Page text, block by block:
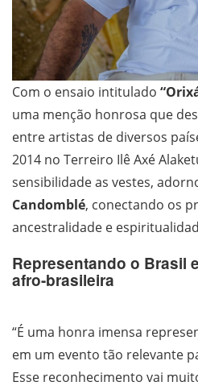
Com o ensaio intitulado
uma menção honrosa que
entre artistas de diversos
2014 no Terreiro Ilê Axé
sensibilidade as vestes,
Candomblé, conectando os
ancestralidade e
Representando o Brasil
afro-brasileira
“É uma honra imensa
em um evento tão relevante
Esse reconhecimento vai